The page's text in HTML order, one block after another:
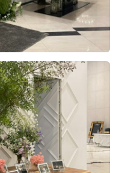
이 이렇게 예뻐서 가격이
이 다른곳보다 착하고 음식
있엇습니다! 단독홀이라 혼
도 편리하고 지하철로오기
도보3분거리라 오시는분
니다!예쁜 송예원실장님이
주셔서 즐거운상담시간 보
서 결혼할 동생들에게 추천
습니다😊😊😊💗💗💗💗
더 보기
1